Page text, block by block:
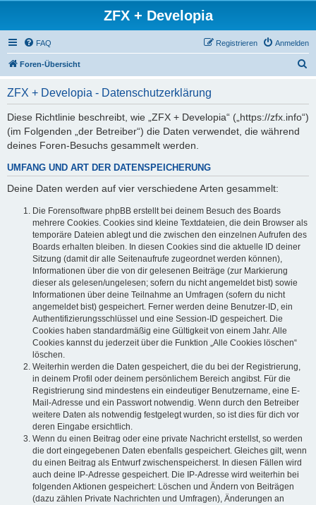
ZFX + Developia
FAQ Anmelden
Registrieren
Foren-Übersicht
ZFX + Developia - Datenschutzerklärung
Diese Richtlinie beschreibt, wie „ZFX + Developia“ („https://zfx.info“)
(im Folgenden „der Betreiber“) die Daten verwendet, die während
deines Foren-Besuchs gesammelt werden.
UMFANG UND ART DER DATENSPEICHERUNG
Deine Daten werden auf vier verschiedene Arten gesammelt:
Die Forensoftware phpBB erstellt bei deinem Besuch des Boards
mehrere Cookies. Cookies sind kleine Textdateien, die dein Browser als
temporäre Dateien ablegt und die zwischen den einzelnen Aufrufen des
Boards erhalten bleiben. In diesen Cookies sind die aktuelle ID deiner
Sitzung (damit dir alle Seitenaufrufe zugeordnet werden können),
Informationen über die von dir gelesenen Beiträge (zur Markierung
dieser als gelesen/ungelesen; sofern du nicht angemeldet bist) sowie
Informationen über deine Teilnahme an Umfragen (sofern du nicht
angemeldet bist) gespeichert. Ferner werden deine Benutzer-ID, ein
Authentifizierungsschlüssel und eine Session-ID gespeichert. Die
Cookies haben standardmäßig eine Gültigkeit von einem Jahr. Alle
Cookies kannst du jederzeit über die Funktion „Alle Cookies löschen“
löschen.
Weiterhin werden die Daten gespeichert, die du bei der Registrierung,
in deinem Profil oder deinem persönlichem Bereich angibst. Für die
Registrierung sind mindestens ein eindeutiger Benutzername, eine E-
Mail-Adresse und ein Passwort notwendig. Wenn durch den Betreiber
weitere Daten als notwendig festgelegt wurden, so ist dies für dich vor
deren Eingabe ersichtlich.
Wenn du einen Beitrag oder eine private Nachricht erstellst, so werden
die dort eingegebenen Daten ebenfalls gespeichert. Gleiches gilt, wenn
du einen Beitrag als Entwurf zwischenspeicherst. In diesen Fällen wird
auch deine IP-Adresse gespeichert. Die IP-Adresse wird weiterhin bei
folgenden Aktionen gespeichert: Löschen und Ändern von Beiträgen
(dazu zählen Private Nachrichten und Umfragen), Änderungen an